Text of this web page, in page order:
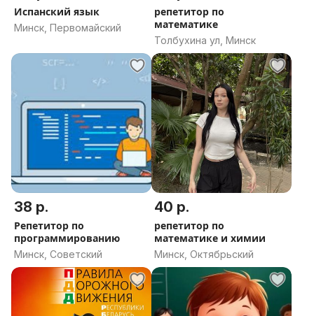
Испанский язык
Минск, Первомайский
репетитор по
математике
Толбухина ул, Минск
38 р.
Репетитор по
программированию
Минск, Советский
40 р.
репетитор по
математике и химии
Минск, Октябрьский